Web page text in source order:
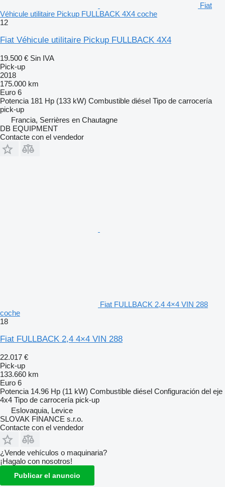
Fiat
Véhicule utilitaire Pickup FULLBACK 4X4 coche
12
Fiat Véhicule utilitaire Pickup FULLBACK 4X4
19.500 € Sin IVA
Pick-up
2018
175.000 km
Euro 6
Potencia 181 Hp (133 kW) Combustible diésel Tipo de carrocería
pick-up
Francia, Serrières en Chautagne
DB EQUIPMENT
Contacte con el vendedor
Fiat FULLBACK 2,4 4×4 VIN 288
coche
18
Fiat FULLBACK 2,4 4×4 VIN 288
22.017 €
Pick-up
133.660 km
Euro 6
Potencia 14.96 Hp (11 kW) Combustible diésel Configuración del eje
4x4 Tipo de carrocería pick-up
Eslovaquia, Levice
SLOVAK FINANCE s.r.o.
Contacte con el vendedor
¿Vende vehículos o maquinaria?
¡Hagalo con nosotros!
Publicar el anuncio